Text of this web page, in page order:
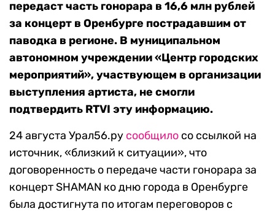
передаст часть гонорара в 16,6 млн рублей
за концерт в Оренбурге пострадавшим от
паводка в регионе. В муниципальном
автономном учреждении «Центр городских
мероприятий», участвующем в организации
выступления артиста, не смогли
подтвердить RTVI эту информацию.
24 августа Урал56.ру сообщило со ссылкой на
источник, «близкий к ситуации», что
договоренность о передаче части гонорара за
концерт SHAMAN ко дню города в Оренбурге
была достигнута по итогам переговоров с